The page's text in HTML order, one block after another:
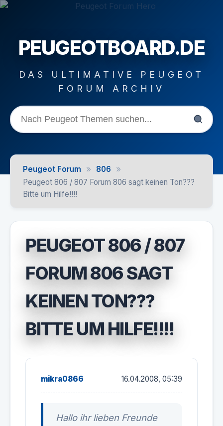
PEUGEOTBOARD.DE
DAS ULTIMATIVE PEUGEOT
FORUM ARCHIV
Peugeot Forum » 806 »
Peugeot 806 / 807 Forum 806 sagt keinen Ton???
Bitte um Hilfe!!!!
PEUGEOT 806 / 807
FORUM 806 SAGT
KEINEN TON???
BITTE UM HILFE!!!!
mikra0866 16.04.2008, 05:39
Hallo ihr lieben Freunde